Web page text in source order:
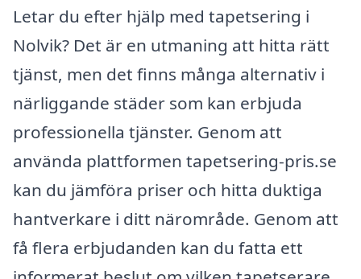
Letar du efter hjälp med tapetsering i
Nolvik? Det är en utmaning att hitta rätt
tjänst, men det finns många alternativ i
närliggande städer som kan erbjuda
professionella tjänster. Genom att
använda plattformen tapetsering-pris.se
kan du jämföra priser och hitta duktiga
hantverkare i ditt närområde. Genom att
få flera erbjudanden kan du fatta ett